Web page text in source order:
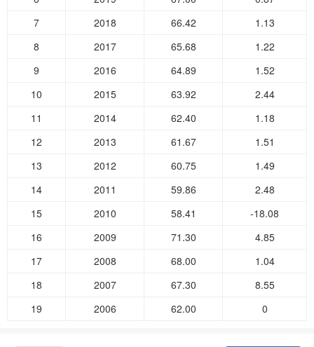
7
2018 66.42
1.13
8
2017 65.68
1.22
9
2016 64.89
1.52
10
2015 63.92
2.44
11
2014 62.40
1.18
12
2013 61.67
1.51
13
2012 60.75
1.49
14
2011 59.86
2.48
15
2010 58.41
-18.08
16
2009 71.30
4.85
17
2008 68.00
1.04
18
2007 67.30
8.55
19
2006 62.00 0